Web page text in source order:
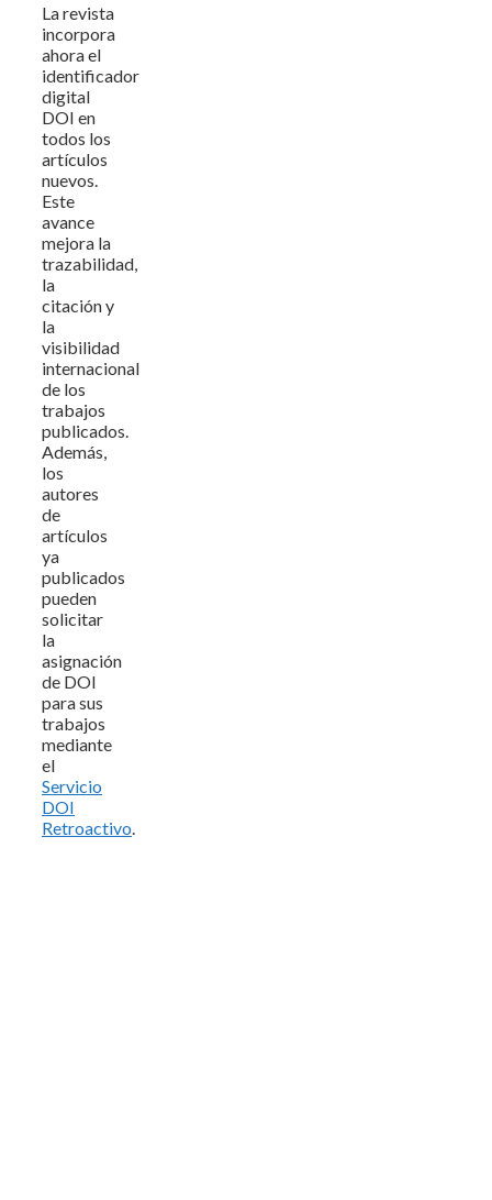
La revista
incorpora
ahora el
identificador
digital
DOI en
todos los
artículos
nuevos.
Este
avance
mejora la
trazabilidad,
la
citación y
la
visibilidad
internacional
de los
trabajos
publicados.
Además,
los
autores
de
artículos
ya
publicados
pueden
solicitar
la
asignación
de DOI
para sus
trabajos
mediante
el
Servicio
DOI
Retroactivo